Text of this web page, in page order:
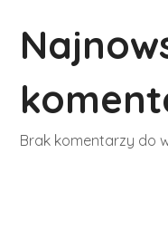
Brak komentarzy do